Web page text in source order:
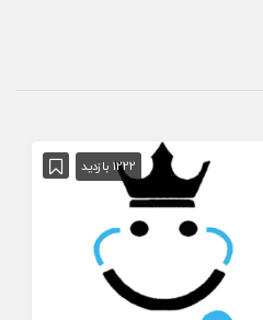
1222 بازدید